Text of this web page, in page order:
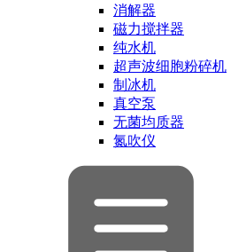
消解器
磁力搅拌器
纯水机
超声波细胞粉碎机
制冰机
真空泵
无菌均质器
氮吹仪